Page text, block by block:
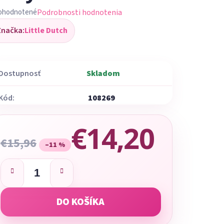
Podrobnosti hodnotenia
Little Dutch
Skladom
108269
€15,96 –11 % €14,20
DO KOŠÍKA